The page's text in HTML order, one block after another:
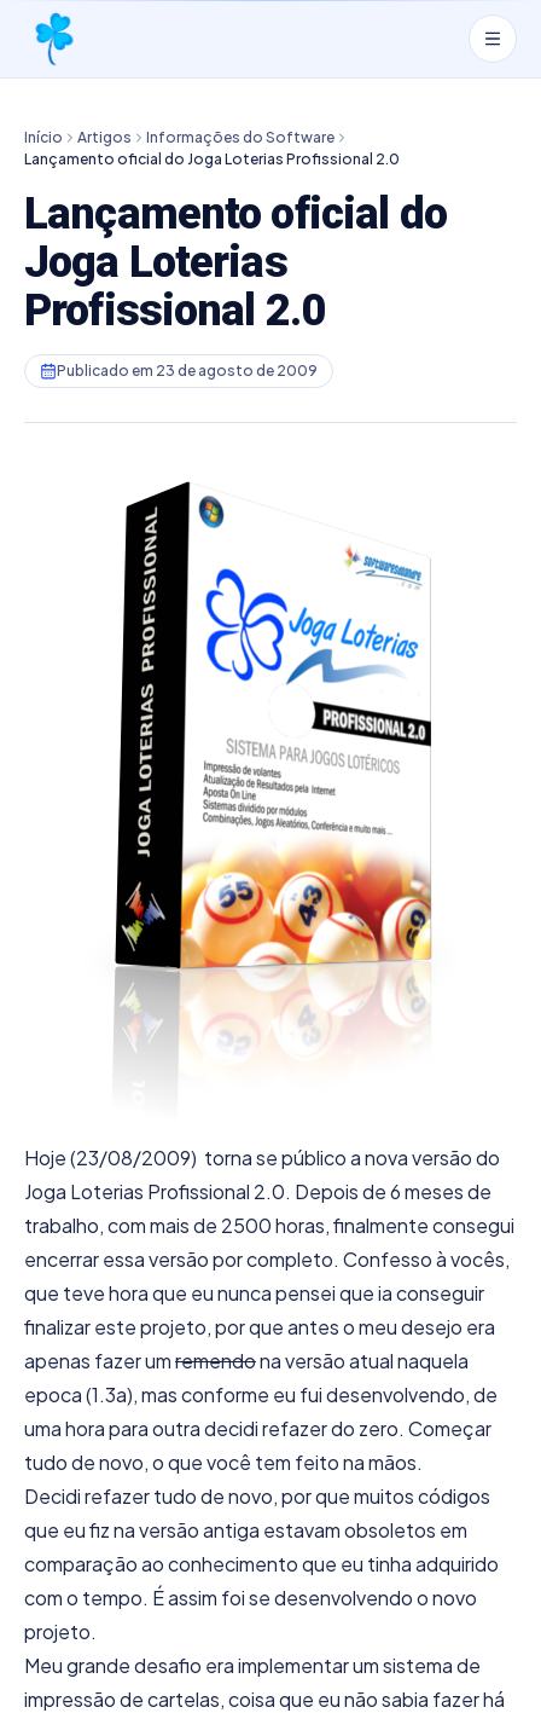
Início Artigos
Informações do Software
Lançamento oficial do Joga Loterias Profissional 2.0
Lançamento oficial do
Joga Loterias
Profissional 2.0
Publicado em 23 de agosto de 2009
Hoje (23/08/2009) torna se público a nova versão do
Joga Loterias Profissional 2.0. Depois de 6 meses de
trabalho, com mais de 2500 horas, finalmente consegui
encerrar essa versão por completo. Confesso à vocês,
que teve hora que eu nunca pensei que ia conseguir
finalizar este projeto, por que antes o meu desejo era
apenas fazer umremendona versão atual naquela
epoca (1.3a), mas conforme eu fui desenvolvendo, de
uma hora para outra decidi refazer do zero. Começar
tudo de novo, o que você tem feito na mãos.
Decidi refazer tudo de novo, por que muitos códigos
que eu fizna versão antiga estavam obsoletos em
comparação ao conhecimento que eu tinha adquirido
com o tempo. É assim foi se desenvolvendo o novo
projeto.
Meu grande desafio era implementar um sistema de
impressão de cartelas, coisa que eu não sabia fazer há